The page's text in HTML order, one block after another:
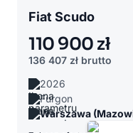
Fiat Scudo
110 900 zł
136 407 zł brutto
2026
Furgon
Warszawa